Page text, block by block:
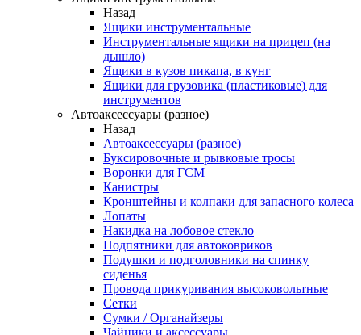
Назад
Ящики инструментальные
Инструментальные ящики на прицеп (на
дышло)
Ящики в кузов пикапа, в кунг
Ящики для грузовика (пластиковые) для
инструментов
Автоаксессуары (разное)
Назад
Автоаксессуары (разное)
Буксировочные и рывковые тросы
Воронки для ГСМ
Канистры
Кронштейны и колпаки для запасного колеса
Лопаты
Накидка на лобовое стекло
Подпятники для автоковриков
Подушки и подголовники на спинку
сиденья
Провода прикуривания высоковольтные
Сетки
Сумки / Органайзеры
Чайники и аксессуары